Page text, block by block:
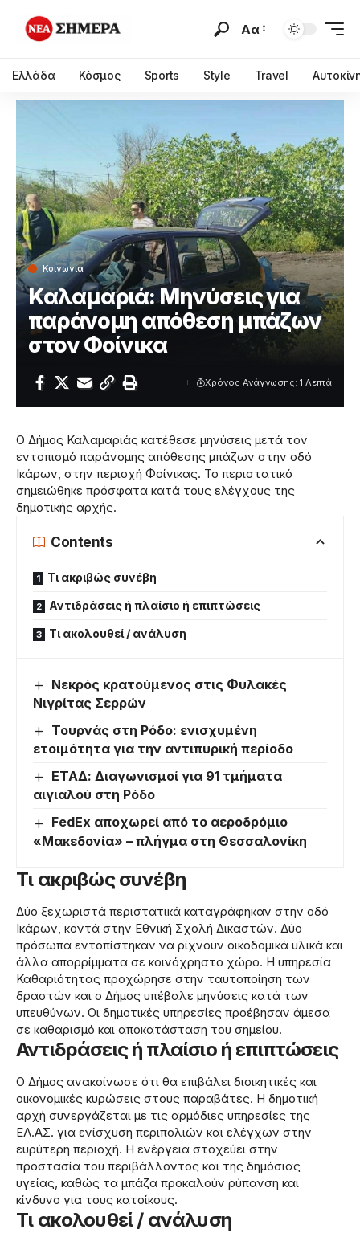
Αα
Ελλάδα Κόσμος Sports Style Travel
Κοινωνία
Καλαμαριά: Μηνύσεις για
παράνομη απόθεση μπάζων
στον Φοίνικα
Χρόνος Ανάγνωσης: 1 Λεπτά
Ο Δήμος Καλαμαριάς κατέθεσε μηνύσεις μετά τον
εντοπισμό παράνομης απόθεσης μπάζων στην οδό
Ικάρων, στην περιοχή Φοίνικας. Το περιστατικό
σημειώθηκε πρόσφατα κατά τους ελέγχους της
δημοτικής αρχής.
Contents
Τι ακριβώς συνέβη
Αντιδράσεις ή πλαίσιο ή επιπτώσεις
Τι ακολουθεί / ανάλυση
Νεκρός κρατούμενος στις Φυλακές
Νιγρίτας Σερρών
Τουρνάς στη Ρόδο: ενισχυμένη
ετοιμότητα για την αντιπυρική περίοδο
ΕΤΑΔ: Διαγωνισμοί για 91 τμήματα
αιγιαλού στη Ρόδο
FedEx αποχωρεί από το αεροδρόμιο
«Μακεδονία» – πλήγμα στη Θεσσαλονίκη
Τι ακριβώς συνέβη
Δύο ξεχωριστά περιστατικά καταγράφηκαν στην οδό
Ικάρων, κοντά στην Εθνική Σχολή Δικαστών. Δύο
πρόσωπα εντοπίστηκαν να ρίχνουν οικοδομικά υλικά και
άλλα απορρίμματα σε κοινόχρηστο χώρο. Η υπηρεσία
Καθαριότητας προχώρησε στην ταυτοποίηση των
δραστών και ο Δήμος υπέβαλε μηνύσεις κατά των
υπευθύνων. Οι δημοτικές υπηρεσίες προέβησαν άμεσα
σε καθαρισμό και αποκατάσταση του σημείου.
Αντιδράσεις ή πλαίσιο ή επιπτώσεις
Ο Δήμος ανακοίνωσε ότι θα επιβάλει διοικητικές και
οικονομικές κυρώσεις στους παραβάτες. Η δημοτική
αρχή συνεργάζεται με τις αρμόδιες υπηρεσίες της
ΕΛ.ΑΣ. για ενίσχυση περιπολιών και ελέγχων στην
ευρύτερη περιοχή. Η ενέργεια στοχεύει στην
προστασία του περιβάλλοντος και της δημόσιας
υγείας, καθώς τα μπάζα προκαλούν ρύπανση και
κίνδυνο για τους κατοίκους.
Τι ακολουθεί / ανάλυση